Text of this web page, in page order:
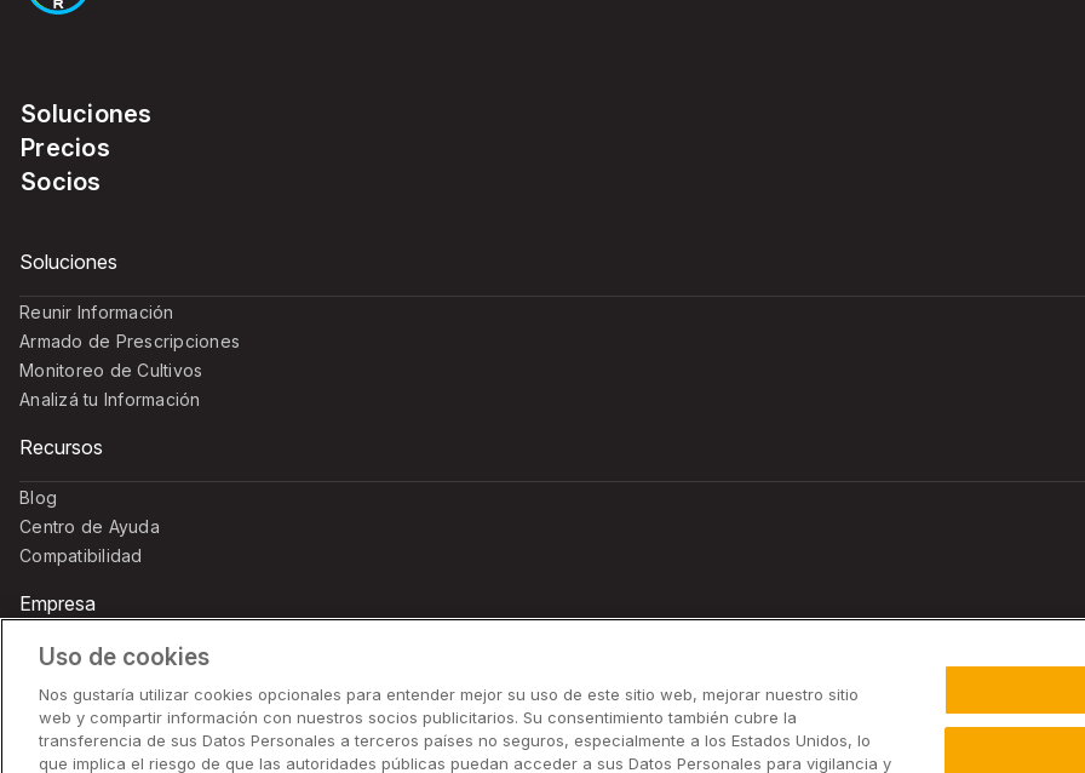
Soluciones
Precios
Socios
Soluciones
Reunir Información
Armado de Prescripciones
Monitoreo de Cultivos
Analizá tu Información
Recursos
Blog
Centro de Ayuda
Compatibilidad
Empresa
Contactanos
Uso de cookies
Nos gustaría utilizar cookies opcionales para entender mejor su uso de este sitio web, mejorar nuestro sitio
web y compartir información con nuestros socios publicitarios. Su consentimiento también cubre la
transferencia de sus Datos Personales a terceros países no seguros, especialmente a los Estados Unidos, lo
que implica el riesgo de que las autoridades públicas puedan acceder a sus Datos Personales para vigilancia y